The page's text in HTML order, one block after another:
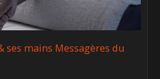
ses mains Messagères du